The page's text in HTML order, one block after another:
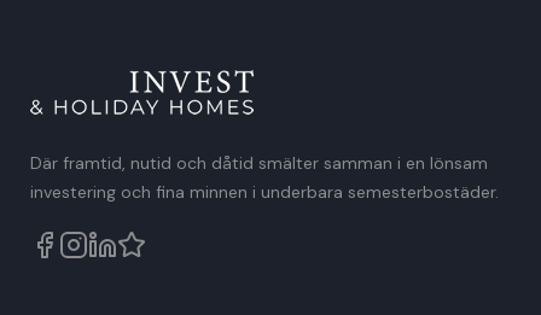
Där framtid, nutid och dåtid smälter samman i en lönsam
investering och fina minnen i underbara semesterbostäder.